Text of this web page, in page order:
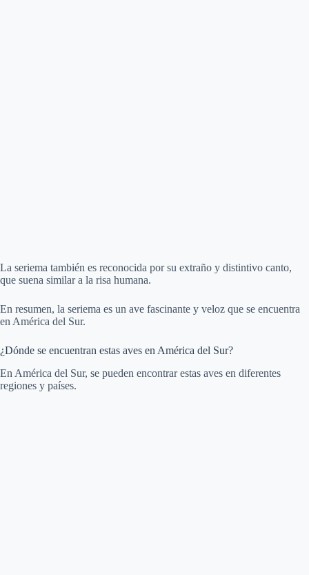
La seriema también es reconocida por su extraño y distintivo canto,
que suena similar a la risa humana.
En resumen, la seriema es un ave fascinante y veloz que se encuentra
en América del Sur.
¿Dónde se encuentran estas aves en América del Sur?
En América del Sur, se pueden encontrar estas aves en diferentes
regiones y países.